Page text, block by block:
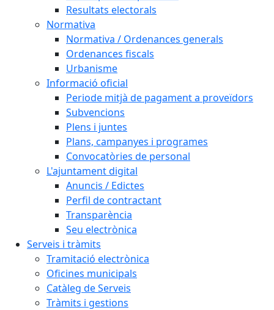
Resultats electorals
Normativa
Normativa / Ordenances generals
Ordenances fiscals
Urbanisme
Informació oficial
Periode mitjà de pagament a proveïdors
Subvencions
Plens i juntes
Plans, campanyes i programes
Convocatòries de personal
L'ajuntament digital
Anuncis / Edictes
Perfil de contractant
Transparència
Seu electrònica
Serveis i tràmits
Tramitació electrònica
Oficines municipals
Catàleg de Serveis
Tràmits i gestions